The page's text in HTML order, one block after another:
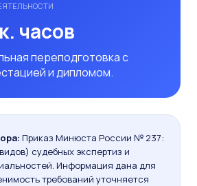
часов
переподготовка с
и дипломом.
Приказ Минюста России № 237:
судебных экспертиз и
Информация дана для
требований уточняется